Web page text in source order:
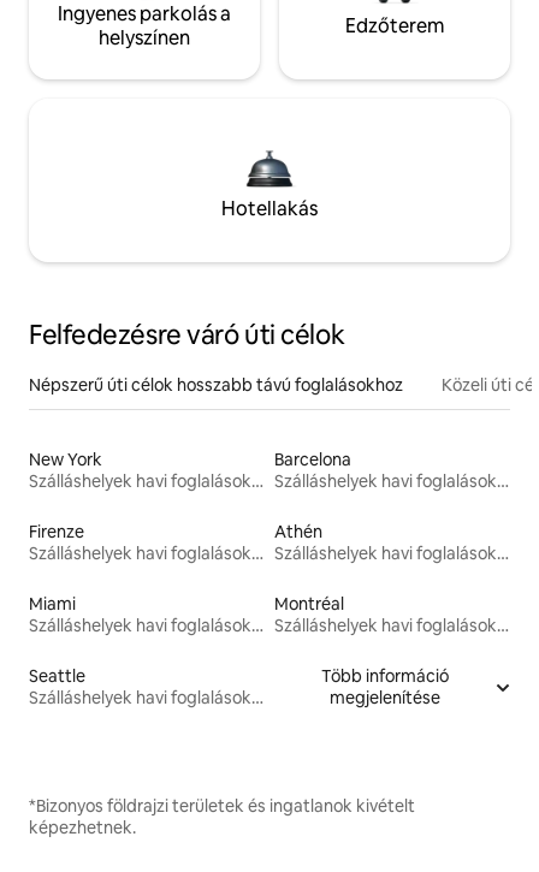
Ingyenes parkolás a
helyszínen
Edzőterem
Hotellakás
Felfedezésre váró úti célok
Népszerű úti célok hosszabb távú foglalásokhoz Közeli úti
New York
Szálláshelyek havi foglalásokhoz
Barcelona
Szálláshelyek havi foglalásokhoz
Firenze
Szálláshelyek havi foglalásokhoz
Athén
Szálláshelyek havi foglalásokhoz
Miami
Szálláshelyek havi foglalásokhoz
Montréal
Szálláshelyek havi foglalásokhoz
Seattle
Szálláshelyek havi foglalásokhoz
Több információ
megjelenítése
*Bizonyos földrajzi területek és ingatlanok kivételt
képezhetnek.